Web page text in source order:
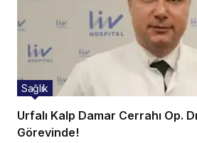
Urfalı Kalp Damar Cerrahı Op.
Görevinde!
Sağlık